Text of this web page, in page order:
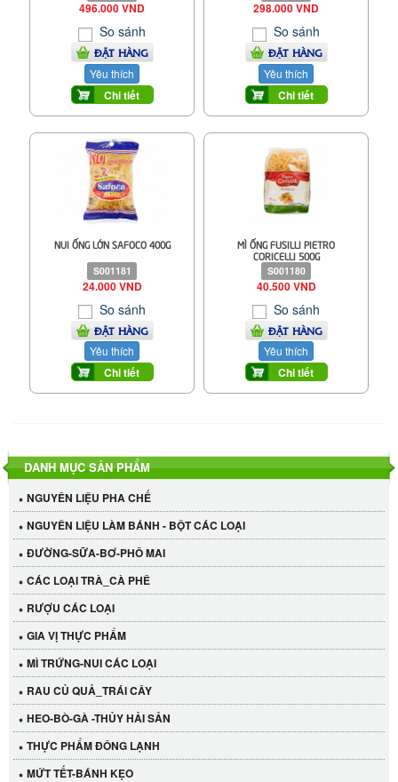
496.000 VND
So sánh
ĐẶT HÀNG
Yêu thích
Chi tiết
298.000 VND
So sánh
ĐẶT HÀNG
Yêu thích
Chi tiết
NUI ỐNG LỚN SAFOCO 400G
S001181
24.000 VND
So sánh
ĐẶT HÀNG
Yêu thích
Chi tiết
MÌ ỐNG FUSILLI PIETRO
CORICELLI 500G
S001180
40.500 VND
So sánh
ĐẶT HÀNG
Yêu thích
Chi tiết
DANH MỤC SẢN PHẨM
NGUYÊN LIỆU PHA CHẾ
NGUYÊN LIỆU LÀM BÁNH - BỘT CÁC LOẠI
ĐƯỜNG-SỮA-BƠ-PHÔ MAI
CÁC LOẠI TRÀ_CÀ PHÊ
RƯỢU CÁC LOẠI
GIA VỊ THỰC PHẨM
MÌ TRỨNG-NUI CÁC LOẠI
RAU CỦ QUẢ_TRÁI CÂY
HEO-BÒ-GÀ -THỦY HẢI SẢN
THỰC PHẨM ĐÔNG LẠNH
MỨT TẾT-BÁNH KẸO